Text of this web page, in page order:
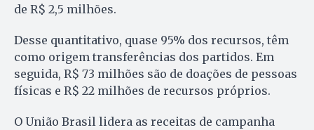
de R$ 2,5 milhões.
Desse quantitativo, quase 95% dos recursos, têm
como origem transferências dos partidos. Em
seguida, R$ 73 milhões são de doações de pessoas
físicas e R$ 22 milhões de recursos próprios.
O União Brasil lidera as receitas de campanha